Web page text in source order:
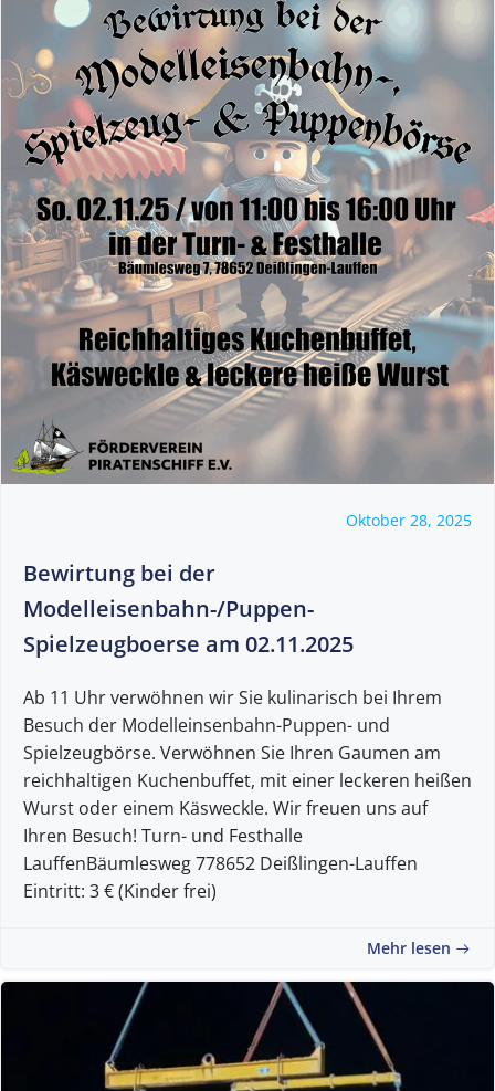
Oktober 28, 2025
Bewirtung bei der
Modelleisenbahn-/Puppen-
Spielzeugboerse am 02.11.2025
Ab 11 Uhr verwöhnen wir Sie kulinarisch bei Ihrem
Besuch der Modelleinsenbahn-Puppen- und
Spielzeugbörse. Verwöhnen Sie Ihren Gaumen am
reichhaltigen Kuchenbuffet, mit einer leckeren heißen
Wurst oder einem Käsweckle. Wir freuen uns auf
Ihren Besuch! Turn- und Festhalle
LauffenBäumlesweg 778652 Deißlingen-Lauffen
Eintritt: 3 € (Kinder frei)
Mehr lesen